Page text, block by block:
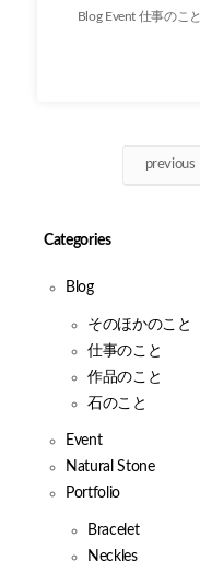
Blog Event 仕事のこと
previous
Categories
Blog
そのほかのこと
仕事のこと
作品のこと
石のこと
Event
Natural Stone
Portfolio
Bracelet
Neckles